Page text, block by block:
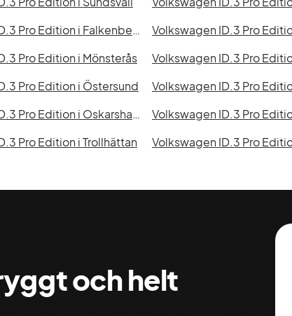
Volkswagen ID.3 Pro Edition i Falkenberg Volkswagen ID.3 Pro
Pro Edition i Mönsterås Volkswagen ID.3 Pro
Pro Edition i Östersund Volkswagen ID.3 Pro
Volkswagen ID.3 Pro Edition i Oskarshamn Volkswagen ID.3 Pro
Pro Edition i Trollhättan Volkswagen ID.3 Pro
och helt